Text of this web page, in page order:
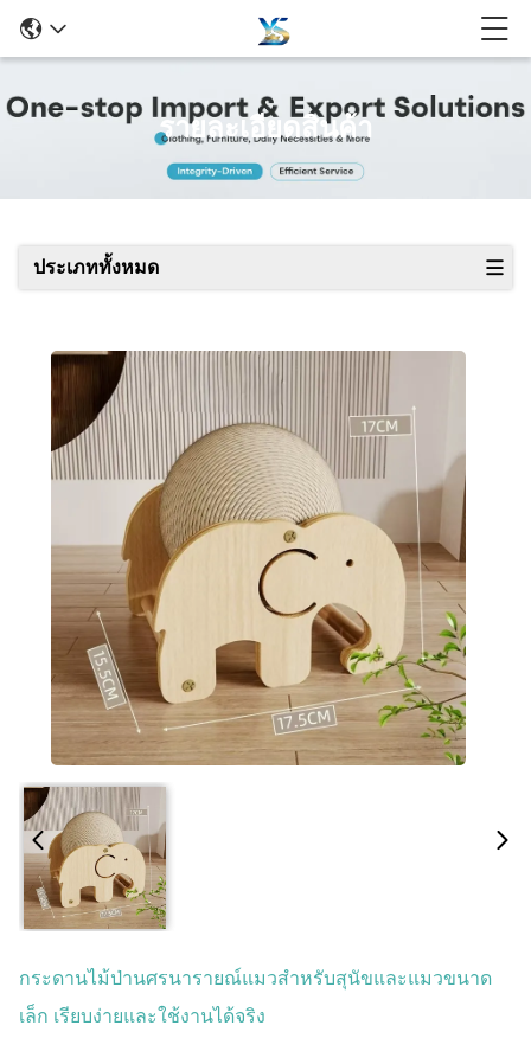
รายละเอียดสินค้า
ประเภททั้งหมด
กระดานไม้ป่านศรนารายณ์แมวสำหรับสุนัขและแมวขนาด
เล็ก เรียบง่ายและใช้งานได้จริง